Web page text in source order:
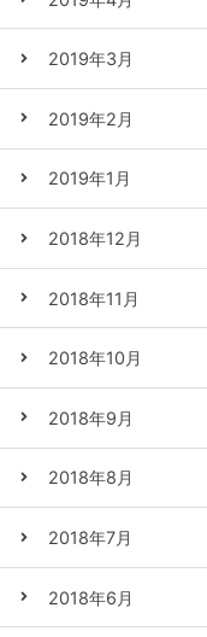
2019年3月
2019年2月
2019年1月
2018年12月
2018年11月
2018年10月
2018年9月
2018年8月
2018年7月
2018年6月